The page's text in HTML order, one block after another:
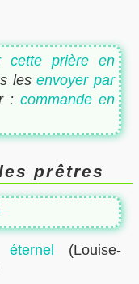
cette prière en
lesenvoyer par
: commande en
prêtres
(Louise-